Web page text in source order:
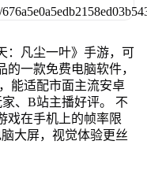
：凡尘一叶》手游，可
一款免费电脑软件，
能适配市面主流安卓
、B站主播好评。 不
戏在手机上的帧率限
大屏，视觉体验更丝